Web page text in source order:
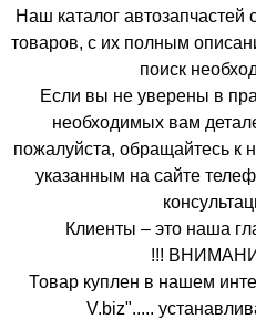
Наш каталог
товаров, с их полным
поиск
Если вы не уверены в
необходимых вам
пожалуйста, обращайтесь
указанным на сайте
Клиенты – это наша
!!!
Товар куплен в нашем
V.biz".....